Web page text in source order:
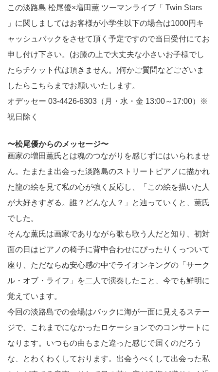
この淡路島 松尾優×増田薫 ツーマンライブ「 Twin Stars
」に関しましてはお客様が小学生以下の場合は1000円キ
ャッシュバックをさせて頂く予定ですので当日受付にてお
申し付け下さい。(お膝の上で大丈夫な小さいお子様でし
たらチケット代は頂きません。)何かご質問などございま
したらこちらまでお願いいたします。
オデッセー 03-4426-6303（月・水・金 13:00～17:00）※
祝日除く
〜松尾優からのメッセージ〜
画家の増田薫氏とは魂のつながりを感じずにはいられませ
ん。 たまたま出会った淡路島のストリートピアノに描かれ
た龍の絵を見て私の心が強く反応し、「この絵を描いた人
が大好きすぎる。誰？どんな人？」と辿っていくと、薫氏
でした。
そんな薫氏は画家でありながら歌も歌う人だと知り、初対
面の日はピアノの椅子に背中合わせにぴったりくっついて
座り、ただならぬ安心感の中でライオンキングの「サーク
ル・オブ・ライフ」を二人で演奏したこと、今でも鮮明に
覚えています。
今回の淡路島での会場はバックに海が一面に見えるステー
ジで、これまでになかったロケーションでのコンサートに
なります。 いつもの曲もまた違った感じで届くのだろう
な、とわくわくしております。 出会うべくして出会った私